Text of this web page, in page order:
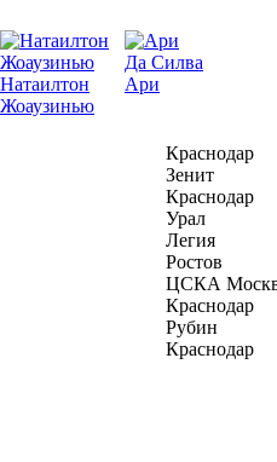
Натаилтон
Жоаузинью
Да Силва
Ари
Краснодар
Зенит
Краснодар
Урал
Легия
Ростов
ЦСКА
Краснодар
Рубин
Краснодар